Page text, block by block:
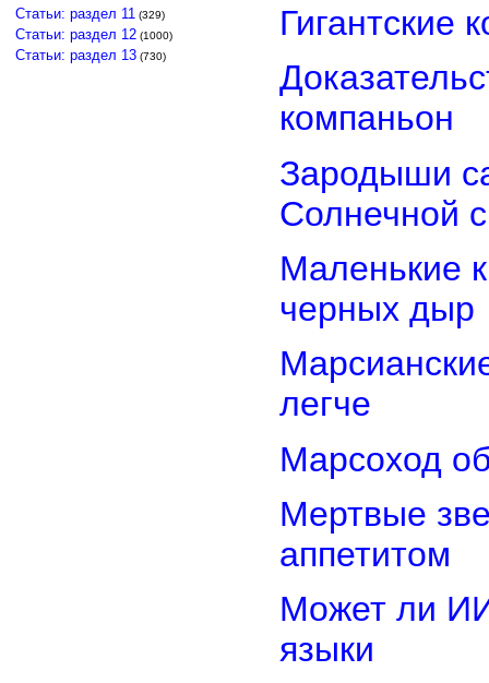
Статьи: раздел 11 (329)
Статьи: раздел 12 (1000)
Статьи: раздел 13 (730)
Гигантские
компаньон
Зародыши
Солнечной
Маленькие
черных дыр
легче
Марсоход
Мертвые
аппетитом
Может ли
языки